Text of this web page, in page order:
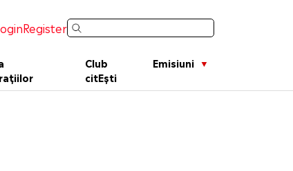
Register
Club
citEști
Emisiuni